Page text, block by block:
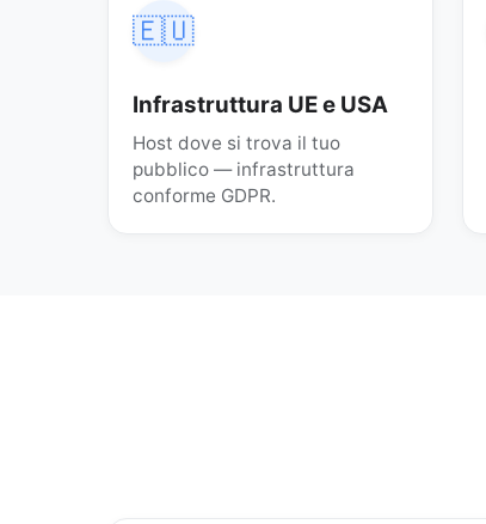
🇪🇺
Infrastruttura UE e USA
Host dove si trova il tuo
pubblico — infrastruttura
conforme GDPR.